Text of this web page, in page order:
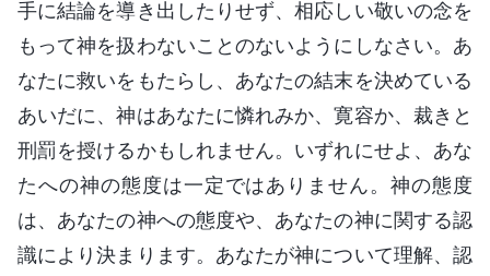
手に結論を導き出したりせず、相応しい敬いの念を
もって神を扱わないことのないようにしなさい。あ
なたに救いをもたらし、あなたの結末を決めている
あいだに、神はあなたに憐れみか、寛容か、裁きと
刑罰を授けるかもしれません。いずれにせよ、あな
たへの神の態度は一定ではありません。神の態度
は、あなたの神への態度や、あなたの神に関する認
識により決まります。あなたが神について理解、認